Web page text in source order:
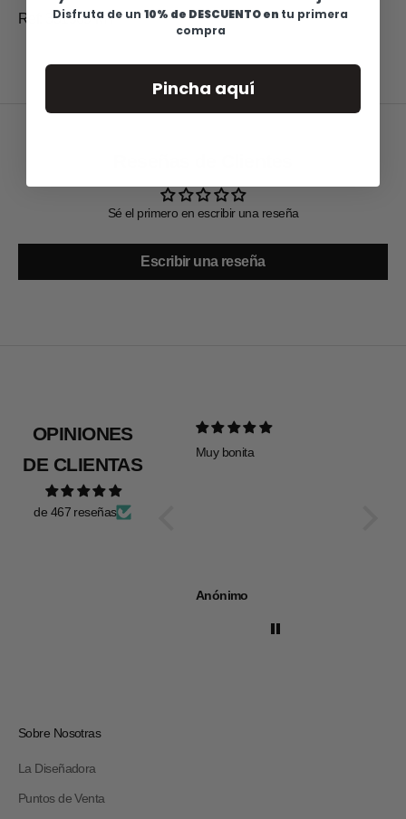
Ref: 331905-MT
Sé el primero en escribir una reseña
Escribir una reseña
OPINIONES
DE CLIENTAS
de 467 reseñas
Muy bonita
Anónimo
Sobre Nosotras
La Diseñadora
Puntos de Venta
Disfruta de un 10% de DESCUENTO en tu primera
compra
Pincha aquí